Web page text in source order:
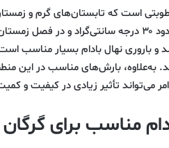
است که تابستان‌های گرم و
و باروری نهال بادام بسیار مناسب
به‌علاوه، بارش‌های مناسب در این
می‌تواند تأثیر زیادی در کیفیت و
مناسب برای گرگان